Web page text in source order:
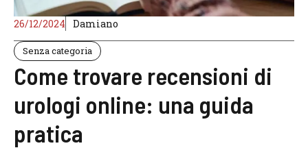
26/12/2024 Damiano
Senza categoria
Come trovare recensioni di
urologi online: una guida
pratica